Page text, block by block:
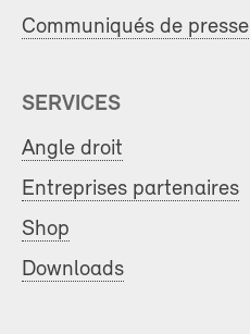
Communiqués de presse
SERVICES
Angle droit
Entreprises partenaires
Shop
Downloads